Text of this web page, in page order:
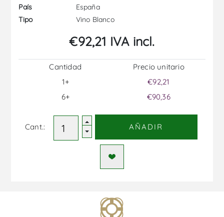
País
España
Tipo
Vino Blanco
€92,21 IVA incl.
Cantidad
1+
6+
Precio unitario
€92,21
€90,36
Cant.: AÑADIR